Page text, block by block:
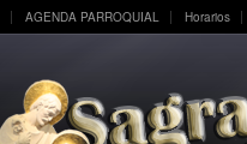
AGENDA PARROQUIAL Horarios